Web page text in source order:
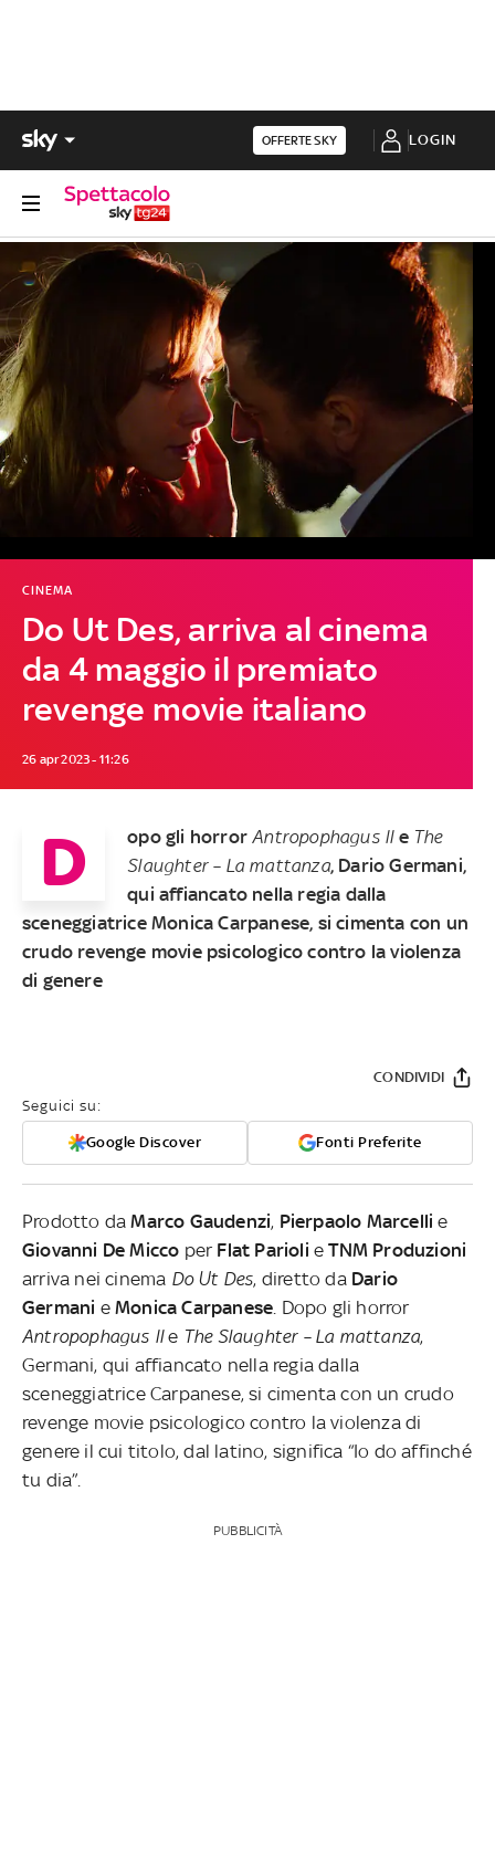
OFFERTE SKY LOGIN
Do Ut Des, arriva al cinema
da 4 maggio il premiato
revenge movie italiano
CINEMA
26 apr 2023 - 11:26
D opo gli horrorAntropophagus IIe The
Slaughter – La mattanza, Dario Germani,
qui affiancato nella regia dalla
sceneggiatrice Monica Carpanese, si cimenta con un
crudo revenge movie psicologico contro la violenza
di genere
Seguici su:
Google Discover Fonti Preferite
CONDIVIDI
Prodotto daMarco Gaudenzi, Pierpaolo Marcellie
Giovanni De Micco per Flat PariolieTNM Produzioni
arriva nei cinema Do Ut Des, diretto da Dario
Germani eMonica Carpanese. Dopo gli horror
Antropophagus IIe The Slaughter – La mattanza,
Germani, qui affiancato nella regia dalla
sceneggiatrice Carpanese, si cimenta con un crudo
revenge movie psicologico contro la violenza di
genere il cui titolo, dal latino, significa “Io do affinché
tu dia”.
PUBBLICITÀ